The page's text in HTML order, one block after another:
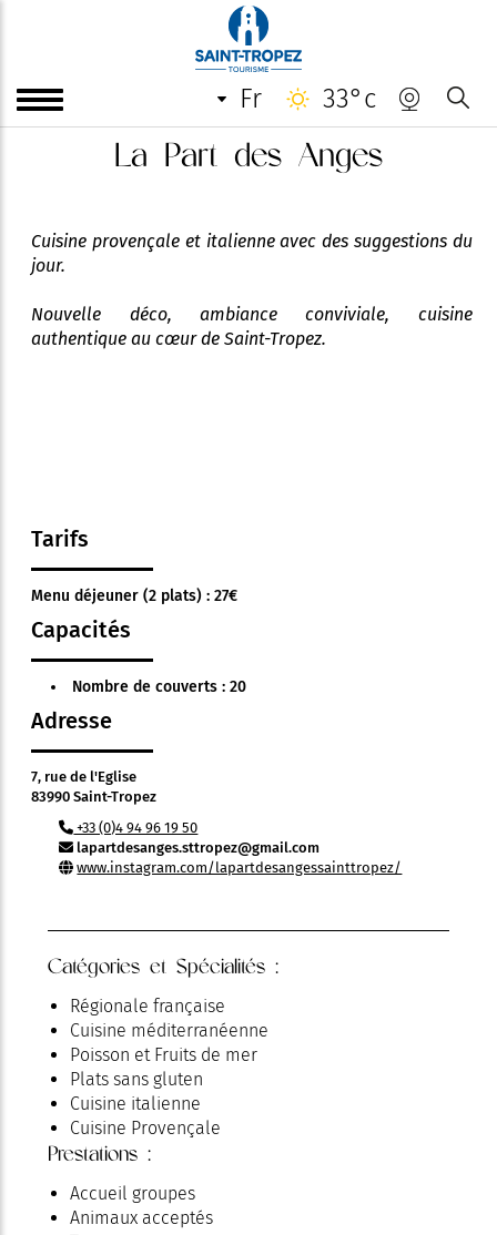
fr 33°c
La Part des Anges
Cuisine provençale et italienne avec des suggestions du
jour.
Nouvelle déco, ambiance conviviale, cuisine
authentique au cœur de Saint-Tropez.
Tarifs
Menu déjeuner (2 plats) : 27€
Capacités
Nombre de couverts : 20
Adresse
7, rue de l'Eglise
83990 Saint-Tropez
+33 (0)4 94 96 19 50
lapartdesanges.sttropez@gmail.com
www.instagram.com/lapartdesangessainttropez/
Catégories et Spécialités :
Régionale française
Cuisine méditerranéenne
Poisson et Fruits de mer
Plats sans gluten
Cuisine italienne
Cuisine Provençale
Prestations :
Accueil groupes
Animaux acceptés